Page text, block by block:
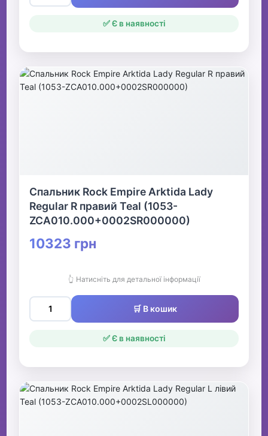
✅ Є в наявності
Спальник Rock Empire Arktida Lady
Regular R правий Teal (1053-
ZCA010.000+0002SR000000)
10323 грн
👆 Натисніть для детальної інформації
🛒 В кошик
✅ Є в наявності